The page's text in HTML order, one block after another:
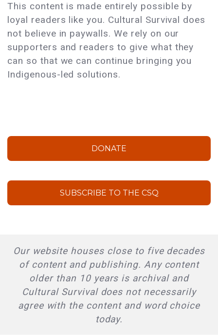
This content is made entirely possible by
loyal readers like you. Cultural Survival does
not believe in paywalls. We rely on our
supporters and readers to give what they
can so that we can continue bringing you
Indigenous-led solutions.
DONATE
SUBSCRIBE TO THE CSQ
Our website houses close to five decades
of content and publishing. Any content
older than 10 years is archival and
Cultural Survival does not necessarily
agree with the content and word choice
today.